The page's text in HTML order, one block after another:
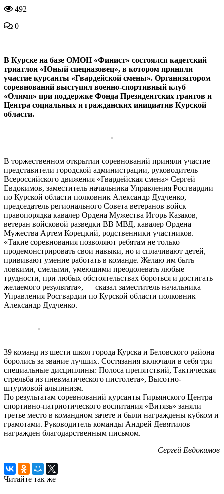
492
0
В Курске на базе ОМОН «Финист» состоялся кадетский
триатлон «Юный спецназовец», в котором приняли
участие курсанты «Гвардейской смены». Организатором
соревнований выступил военно-спортивный клуб
«Олимп» при поддержке Фонда Президентских грантов и
Центра социальных и гражданских инициатив Курской
области.
В торжественном открытии соревнований приняли участие
представители городской администрации, руководитель
Всероссийского движения «Гвардейская смена» Сергей
Евдокимов, заместитель начальника Управления Росгвардии
по Курской области полковник Александр Дудченко,
председатель регионального Совета ветеранов войск
правопорядка кавалер Ордена Мужества Игорь Казаков,
ветеран войсковой разведки ВВ МВД, кавалер Ордена
Мужества Артем Корецкий, родственники участников.
«Такие соревнования позволяют ребятам не только
продемонстрировать свои навыки, но и сплачивают детей,
прививают умение работать в команде. Желаю им быть
ловкими, смелыми, умеющими преодолевать любые
трудности, при любых обстоятельствах бороться и достигать
желаемого результата», — сказал заместитель начальника
Управления Росгвардии по Курской области полковник
Александр Дудченко.
39 команд из шести школ города Курска и Беловского района
боролись за звание лучших. Состязания включали в себя три
специальные дисциплины: Полоса препятствий, Тактическая
стрельба из пневматического пистолета», Высотно-
штурмовой альпинизм.
По результатам соревнований курсанты Гирьянского Центра
спортивно-патриотического воспитания «Витязь» заняли
третье место в командном зачете и были награждены кубком и
грамотами. Руководитель команды Андрей Девятилов
награжден благодарственным письмом.
Сергей Евдокимов
Читайте так же